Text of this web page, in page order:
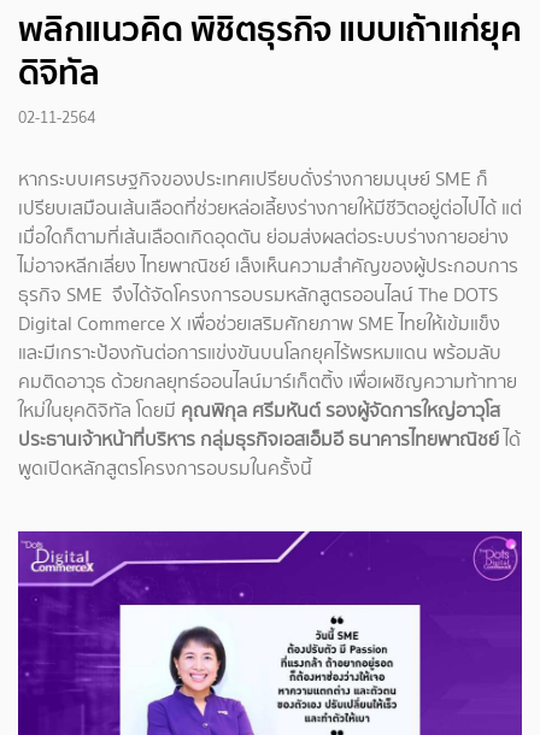
พลิกแนวคิด พิชิตธุรกิจ แบบเถ้าแก่ยุค
ดิจิทัล
02-11-2564
หากระบบเศรษฐกิจของประเทศเปรียบดั่งร่างกายมนุษย์ SME ก็
เปรียบเสมือนเส้นเลือดที่ช่วยหล่อเลี้ยงร่างกายให้มีชีวิตอยู่ต่อไปได้ แต่
เมื่อใดก็ตามที่เส้นเลือดเกิดอุดตัน ย่อมส่งผลต่อระบบร่างกายอย่าง
ไม่อาจหลีกเลี่ยง ไทยพาณิชย์ เล็งเห็นความสำคัญของผู้ประกอบการ
ธุรกิจ SME จึงได้จัดโครงการอบรมหลักสูตรออนไลน์ The DOTS
Digital Commerce X เพื่อช่วยเสริมศักยภาพ SME ไทยให้เข้มแข็ง
และมีเกราะป้องกันต่อการแข่งขันบนโลกยุคไร้พรหมแดน พร้อมลับ
คมติดอาวุธ ด้วยกลยุทธ์ออนไลน์มาร์เก็ตติ้ง เพื่อเผชิญความท้าทาย
ใหม่ในยุคดิจิทัล โดยมี คุณพิกุล ศรีมหันต์ รองผู้จัดการใหญ่อาวุโส
ประธานเจ้าหน้าที่บริหาร กลุ่มธุรกิจเอสเอ็มอี ธนาคารไทยพาณิชย์ ได้
พูดเปิดหลักสูตรโครงการอบรมในครั้งนี้